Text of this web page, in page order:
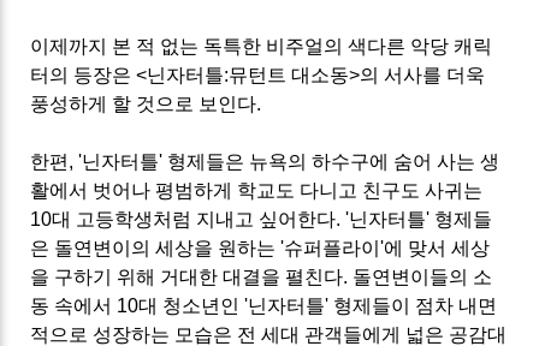
이제까지 본 적 없는 독특한 비주얼의 색다른 악당 캐릭
터의 등장은 <닌자터틀:뮤턴트 대소동>의 서사를 더욱
풍성하게 할 것으로 보인다.
한편, '닌자터틀' 형제들은 뉴욕의 하수구에 숨어 사는 생
활에서 벗어나 평범하게 학교도 다니고 친구도 사귀는
10대 고등학생처럼 지내고 싶어한다. '닌자터틀' 형제들
은 돌연변이의 세상을 원하는 '슈퍼플라이'에 맞서 세상
을 구하기 위해 거대한 대결을 펼친다. 돌연변이들의 소
동 속에서 10대 청소년인 '닌자터틀' 형제들이 점차 내면
적으로 성장하는 모습은 전 세대 관객들에게 넓은 공감대